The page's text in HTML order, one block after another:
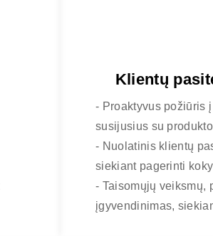
Klientų
- Proaktyvus požiūris
susijusius su
- Nuolatinis klientų
siekiant pagerinti
- Taisomųjų veiksmų,
įgyvendinimas,